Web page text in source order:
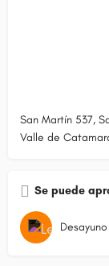
San Martín 537,
Valle de
Se puede
Desayuno